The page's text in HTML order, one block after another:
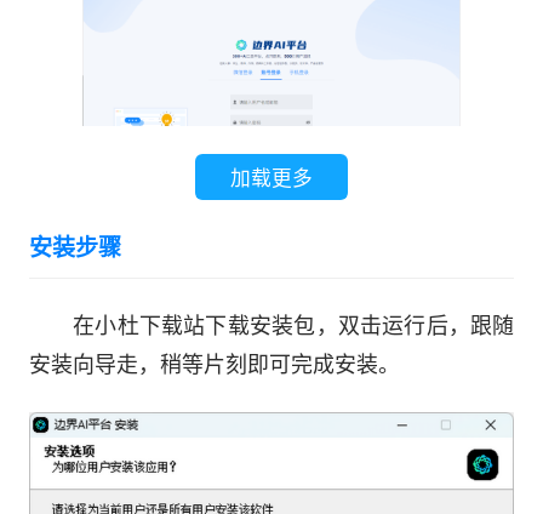
加载更多
安装步骤
在小杜下载站下载安装包，双击运行后，跟随
安装向导走，稍等片刻即可完成安装。